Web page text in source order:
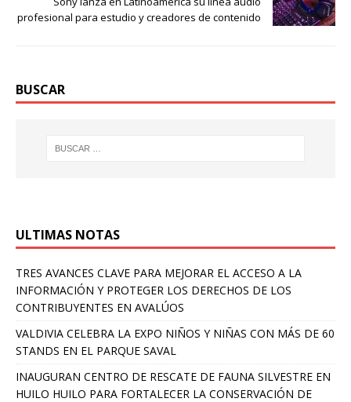
profesional para estudio y creadores de contenido
BUSCAR
ULTIMAS NOTAS
TRES AVANCES CLAVE PARA MEJORAR EL ACCESO A LA
INFORMACIÓN Y PROTEGER LOS DERECHOS DE LOS
CONTRIBUYENTES EN AVALÚOS
VALDIVIA CELEBRA LA EXPO NIÑOS Y NIÑAS CON MÁS DE 60
STANDS EN EL PARQUE SAVAL
INAUGURAN CENTRO DE RESCATE DE FAUNA SILVESTRE EN
HUILO HUILO PARA FORTALECER LA CONSERVACIÓN DE